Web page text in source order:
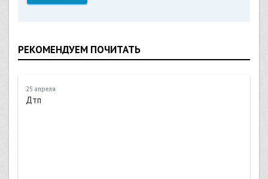
РЕКОМЕНДУЕМ ПОЧИТАТЬ
25 апреля
Дтп